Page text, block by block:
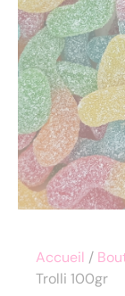
Accueil /
Trolli 100gr